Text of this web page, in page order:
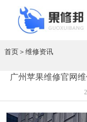
首页＞维修资讯
广州苹果维修官网